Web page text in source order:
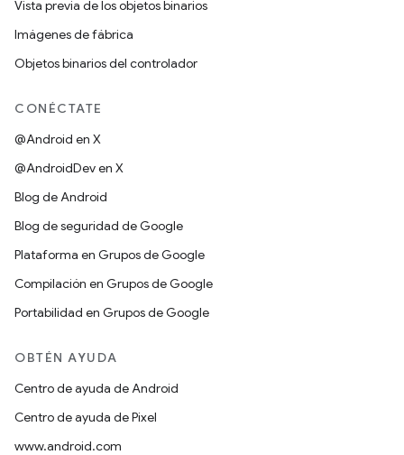
Vista previa de los objetos binarios
Imágenes de fábrica
Objetos binarios del controlador
CONÉCTATE
@Android en X
@AndroidDev en X
Blog de Android
Blog de seguridad de Google
Plataforma en Grupos de Google
Compilación en Grupos de Google
Portabilidad en Grupos de Google
OBTÉN AYUDA
Centro de ayuda de Android
Centro de ayuda de Pixel
www.android.com